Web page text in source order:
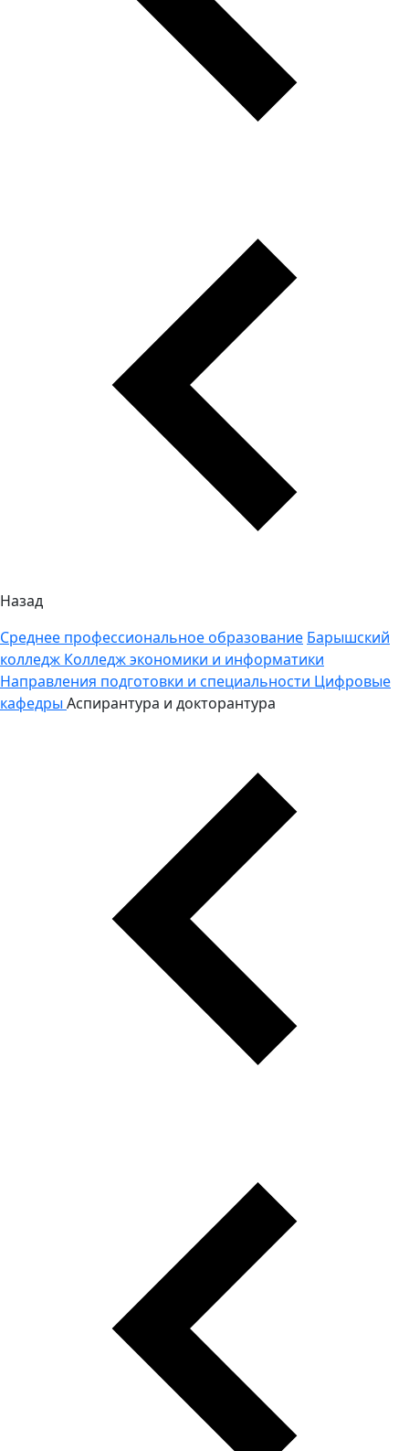
Назад
Среднее профессиональное образование Барышский
колледж Колледж экономики и информатики
Направления подготовки и специальности Цифровые
кафедры Аспирантура и докторантура